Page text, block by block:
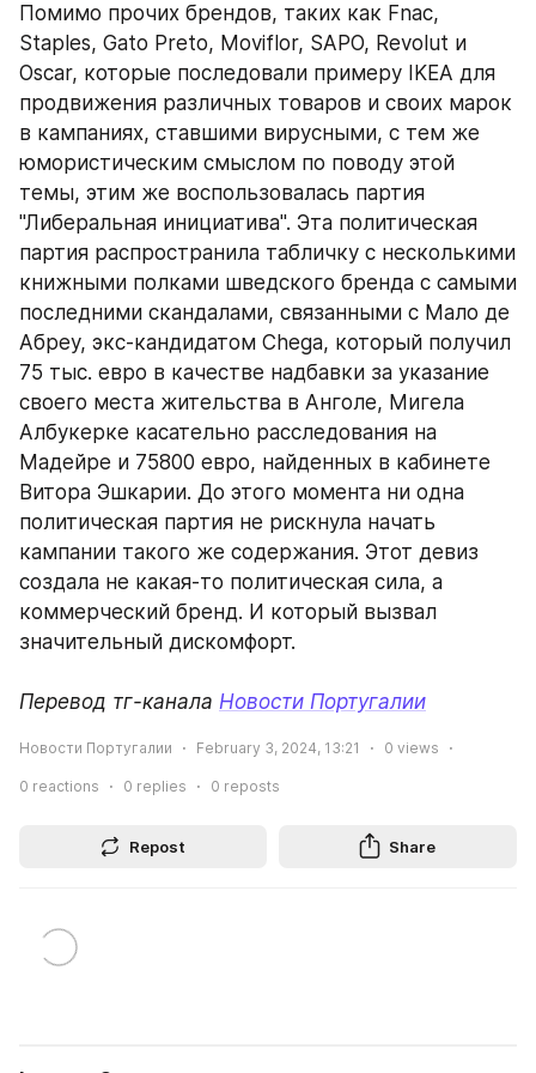
Помимо прочих брендов, таких как Fnac,
Staples, Gato Preto, Moviflor, SAPO, Revolut и
Oscar, которые последовали примеру IKEA для
продвижения различных товаров и своих марок
в кампаниях, ставшими вирусными, с тем же
юмористическим смыслом по поводу этой
темы, этим же воспользовалась партия
"Либеральная инициатива". Эта политическая
партия распространила табличку с несколькими
книжными полками шведского бренда с самыми
последними скандалами, связанными с Мало де
Абреу, экс-кандидатом Chega, который получил
75 тыс. евро в качестве надбавки за указание
своего места жительства в Анголе, Мигела
Албукерке касательно расследования на
Мадейре и 75800 евро, найденных в кабинете
Витора Эшкарии. До этого момента ни одна
политическая партия не рискнула начать
кампании такого же содержания. Этот девиз
создала не какая-то политическая сила, а
коммерческий бренд. И который вызвал
значительный дискомфорт.
Перевод тг-канала Новости Португалии
Новости Португалии February 3, 2024, 13:21 0 views
0 reactions 0 replies 0 reposts
Repost Share